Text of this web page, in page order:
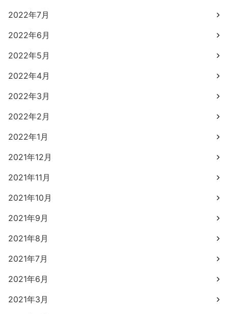
2022年7月
2022年6月
2022年5月
2022年4月
2022年3月
2022年2月
2022年1月
2021年12月
2021年11月
2021年10月
2021年9月
2021年8月
2021年7月
2021年6月
2021年3月